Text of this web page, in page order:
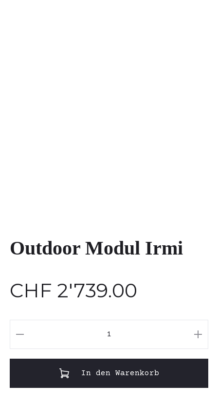
Outdoor Modul Irmi
CHF 2'739.00
In den Warenkorb